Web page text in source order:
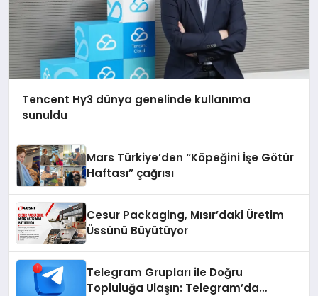
Tencent Hy3 dünya genelinde kullanıma
sunuldu
Mars Türkiye’den “Köpeğini İşe Götür
Haftası” çağrısı
Cesur Packaging, Mısır’daki Üretim
Üssünü Büyütüyor
Telegram Grupları ile Doğru
Topluluğa Ulaşın: Telegram’da